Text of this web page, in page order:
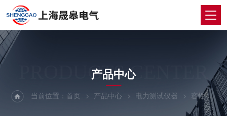
PRODUCTS CENTER
产品中心
当前位置：首页 产品中心 电力测试仪器 容性设备绝缘在线检测仪